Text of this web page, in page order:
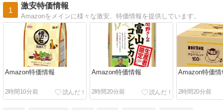
1
激安特価情報
Amazonをメインに様々な激安、特価情報を提供しています。
Amazon特価情報
2時間10分前
Amazon特価情報
2時間20分前
Amazon特価情
2時間20分前